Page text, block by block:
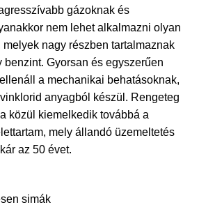
gázoknak és
nem lehet alkalmazni olyan
nagy részben tartalmaznak
benzint. Gyorsan és egyszerűen
a mechanikai behatásoknak,
anyagból készül. Rengeteg
közül kiemelkedik továbbá a
mely állandó üzemeltetés
az 50 évet.
simák